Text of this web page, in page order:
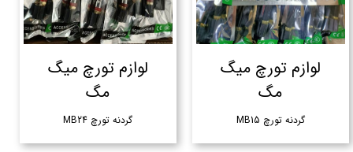
لوازم تورچ میگ
مگ
گردنه تورچ MB15
لوازم تورچ میگ
مگ
گردنه تورچ MB24